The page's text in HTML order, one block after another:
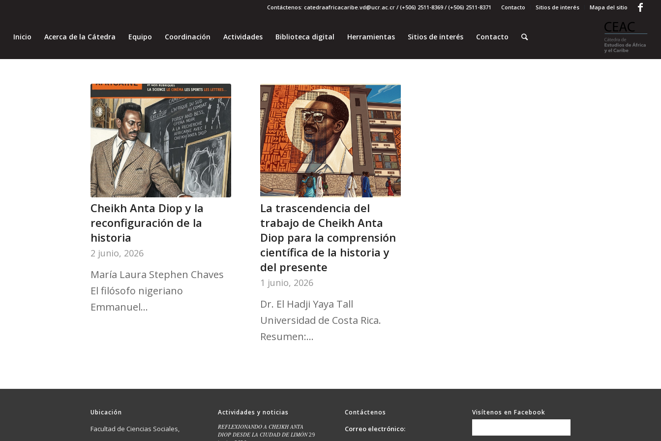
Contacto Sitios de interés Mapa del sitio
Contáctenos: catedraafricacaribe.vd@ucr.ac.cr / (+506) 2511-8369 / (+506) 2511-8371
Inicio Acerca de la Cátedra Equipo Coordinación Actividades Biblioteca digital Herramientas Sitios de interés Contacto
Cheikh Anta Diop y la
reconfiguración de la
historia
2 junio, 2026
María Laura Stephen Chaves
El filósofo nigeriano
Emmanuel…
La trascendencia del
trabajo de Cheikh Anta
Diop para la comprensión
científica de la historia y
del presente
1 junio, 2026
Dr. El Hadji Yaya Tall
Universidad de Costa Rica.
Resumen:…
Ubicación
Facultad de Ciencias Sociales,
Actividades y noticias
REFLEXIONANDO A CHEIKH ANTA
DIOP DESDE LA CIUDAD DE LIMÓN 29
Contáctenos
Correo electrónico:
Visítenos en Facebook